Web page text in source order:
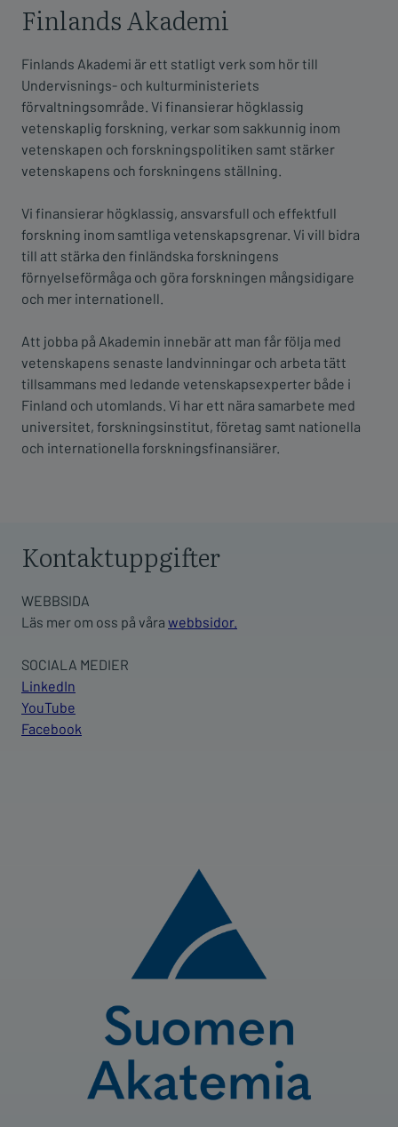
Finlands Akademi
Finlands Akademi är ett statligt verk som hör till
Undervisnings- och kulturministeriets
förvaltningsområde. Vi finansierar högklassig
vetenskaplig forskning, verkar som sakkunnig inom
vetenskapen och forskningspolitiken samt stärker
vetenskapens och forskningens ställning.
Vi finansierar högklassig, ansvarsfull och effektfull
forskning inom samtliga vetenskapsgrenar. Vi vill bidra
till att stärka den finländska forskningens
förnyelseförmåga och göra forskningen mångsidigare
och mer internationell.
Att jobba på Akademin innebär att man får följa med
vetenskapens senaste landvinningar och arbeta tätt
tillsammans med ledande vetenskapsexperter både i
Finland och utomlands. Vi har ett nära samarbete med
universitet, forskningsinstitut, företag samt nationella
och internationella forskningsfinansiärer.
Kontaktuppgifter
WEBBSIDA
Läs mer om oss på våra webbsidor.
SOCIALA MEDIER
LinkedIn
YouTube
Facebook